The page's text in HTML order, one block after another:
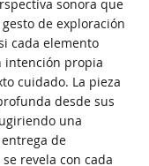
sonora que
de exploración
cada elemento
intención propia
cuidado. La pieza
desde sus
una
de
revela con cada